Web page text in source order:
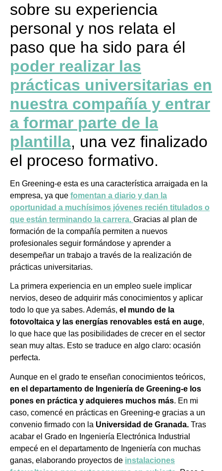
sobre su experiencia
personal y nos relata el
paso que ha sido para él
poder realizar las
prácticas universitarias en
nuestra compañía y entrar
a formar parte de la
plantilla, una vez finalizado
el proceso formativo.
En Greening-e esta es una característica arraigada en la
empresa, ya que fomentan a diario y dan la
oportunidad a muchísimos jóvenes recién titulados o
que están terminando la carrera. Gracias al plan de
formación de la compañía permiten a nuevos
profesionales seguir formándose y aprender a
desempeñar un trabajo a través de la realización de
prácticas universitarias.
La primera experiencia en un empleo suele implicar
nervios, deseo de adquirir más conocimientos y aplicar
todo lo que ya sabes. Además, el mundo de la
fotovoltaica y las energías renovables está en auge,
lo que hace que las posibilidades de crecer en el sector
sean muy altas. Esto se traduce en algo claro: ocasión
perfecta.
Aunque en el grado te enseñan conocimientos teóricos,
en el departamento de Ingeniería de Greening-e los
pones en práctica y adquieres muchos más. En mi
caso, comencé en prácticas en Greening-e gracias a un
convenio firmado con la Universidad de Granada. Tras
acabar el Grado en Ingeniería Electrónica Industrial
empecé en el departamento de Ingeniería con muchas
ganas, elaborando proyectos de instalaciones